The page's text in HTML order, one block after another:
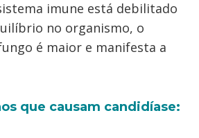
imune está debilitado
no organismo, o
é maior e manifesta a
que causam candidíase: